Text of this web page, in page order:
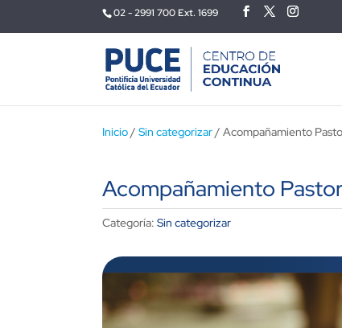
02 - 2991 700 Ext. 1699
Inicio/ Sin categorizar/ Acompañamiento
Acompañamiento
Categoría: Sin categorizar